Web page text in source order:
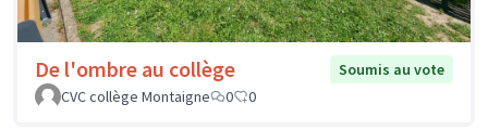
De l'ombre au collège
Soumis au vote
CVC collège Montaigne
0 0